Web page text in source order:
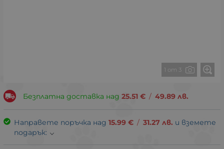
1 от 3
Безплатна доставка над 25.51 € / 49.89 лв.
Направете поръчка над 15.99 € / 31.27 лв. и вземете
подарък: